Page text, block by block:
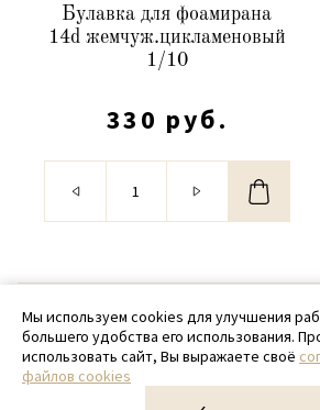
Булавка для фоамирана
14d жемчуж.цикламеновый
1/10
330 руб.
© 2020 - 2026
+ 7 (918) 699-
zakaz@sampack.store
Мы используем cookies для улучшения
большего удобства его использования.
использовать сайт, Вы выражаете своё
файлов cookies